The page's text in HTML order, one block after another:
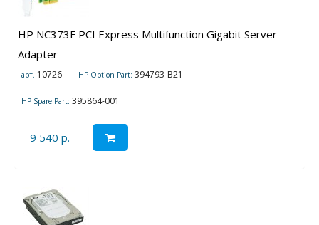
HP NC373F PCI Express Multifunction Gigabit Server
Adapter
арт. 10726 HP Option Part: 394793-B21
HP Spare Part: 395864-001
9 540 р.